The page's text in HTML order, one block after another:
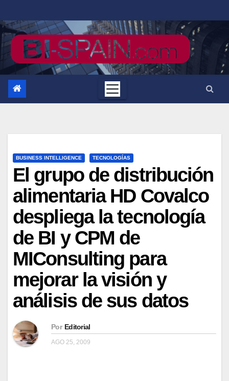
al
contenido
BUSINESS INTELLIGENCE TECNOLOGÍAS
El grupo de distribución
alimentaria HD Covalco
despliega la tecnología
de BI y CPM de
MIConsulting para
mejorar la visión y
análisis de sus datos
Por Editorial
AGO 25, 2009